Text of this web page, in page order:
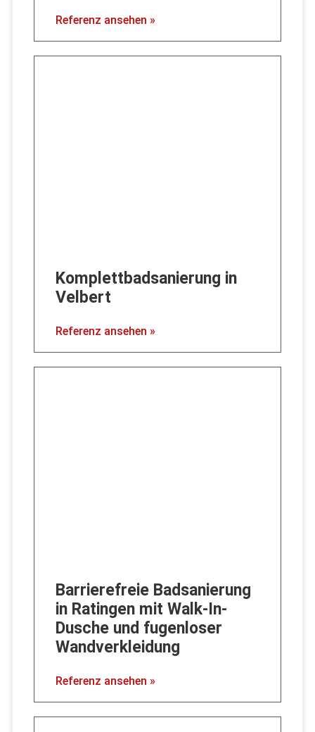
Referenz ansehen »
Komplettbadsanierung in
Velbert
Referenz ansehen »
Barrierefreie Badsanierung
in Ratingen mit Walk-In-
Dusche und fugenloser
Wandverkleidung
Referenz ansehen »